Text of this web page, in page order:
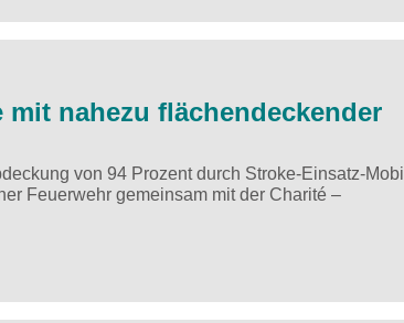
nahezu flächendeckender
von 94 Prozent durch Stroke-Einsatz-
Feuerwehr gemeinsam mit der Charité –